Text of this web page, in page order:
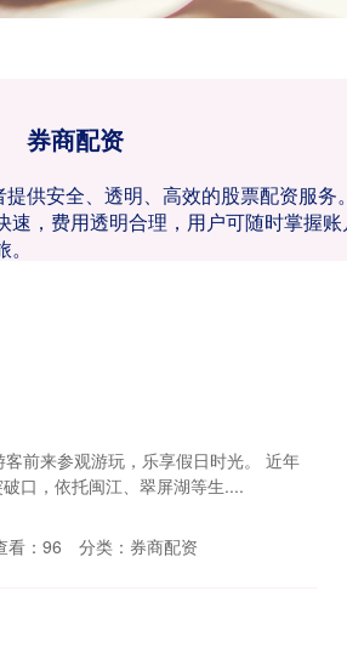
券商配资
供安全、透明、高效的股票配资服
，费用透明合理，用户可随时掌握
前来参观游玩，乐享假日时光。 近年
口，依托闽江、翠屏湖等生....
看： 96 分类： 券商配资